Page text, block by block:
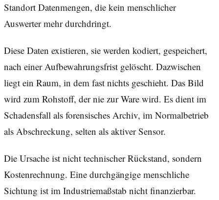
Standort Datenmengen, die kein menschlicher
Auswerter mehr durchdringt.
Diese Daten existieren, sie werden kodiert, gespeichert,
nach einer Aufbewahrungsfrist gelöscht. Dazwischen
liegt ein Raum, in dem fast nichts geschieht. Das Bild
wird zum Rohstoff, der nie zur Ware wird. Es dient im
Schadensfall als forensisches Archiv, im Normalbetrieb
als Abschreckung, selten als aktiver Sensor.
Die Ursache ist nicht technischer Rückstand, sondern
Kostenrechnung. Eine durchgängige menschliche
Sichtung ist im Industriemaßstab nicht finanzierbar.